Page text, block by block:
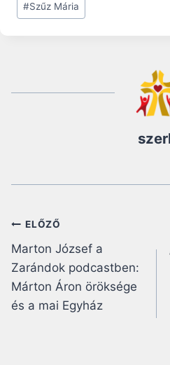
#Szűz Mária
Bejegyzés
navigáció
ELŐZŐ
Marton József a
Zarándok podcastben:
Márton Áron öröksége
és a mai Egyház